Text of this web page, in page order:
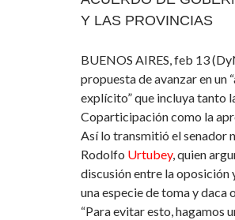
Y LAS PROVINCIAS
BUENOS AIRES, feb 13
propuesta de avanzar en un
explícito” que incluya tanto
Coparticipación como la
Así lo transmitió el senador
Rodolfo Urtubey, quien
discusión entre la oposición
una especie de toma y daca
“Para evitar esto, hagamos